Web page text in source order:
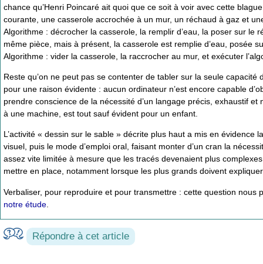
chance qu’Henri Poincaré ait quoi que ce soit à voir avec cette
courante, une casserole accrochée à un mur, un réchaud à gaz et
Algorithme : décrocher la casserole, la remplir d’eau, la poser sur
même pièce, mais à présent, la casserole est remplie d’eau, posée
Algorithme : vider la casserole, la raccrocher au mur, et exécuter
Reste qu’on ne peut pas se contenter de tabler sur la seule
pour une raison évidente : aucun ordinateur n’est encore capable
prendre conscience de la nécessité d’un langage précis, exhaustif
à une machine, est tout sauf évident pour un enfant.
L’activité « dessin sur le sable » décrite plus haut a mis en
visuel, puis le mode d’emploi oral, faisant monter d’un cran la
assez vite limitée à mesure que les tracés devenaient plus
mettre en place, notamment lorsque les plus grands doivent
Verbaliser, pour reproduire et pour transmettre : cette question
notre étude
Répondre à cet article